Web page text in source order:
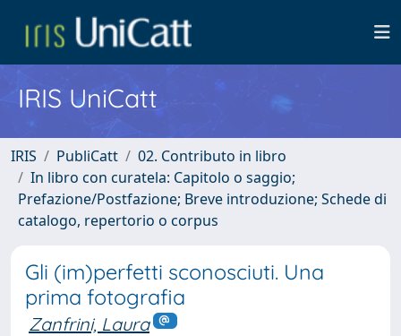
IRIS UniCatt
IRIS PubliCatt
02. Contributo in libro
In libro con curatela: Capitolo o saggio;
Prefazione/Postfazione; Breve introduzione; Schede di
catalogo, repertorio o corpus
Gli (im)perfetti sconosciuti. Una
prima fotografia
Zanfrini, Laura